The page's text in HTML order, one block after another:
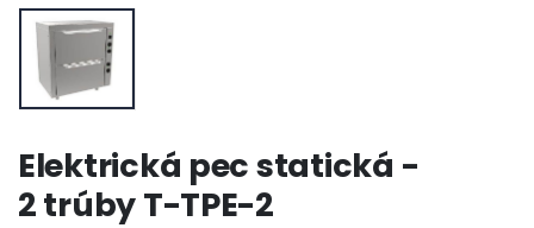
Elektrická pec statická -
2 trúby T-TPE-2